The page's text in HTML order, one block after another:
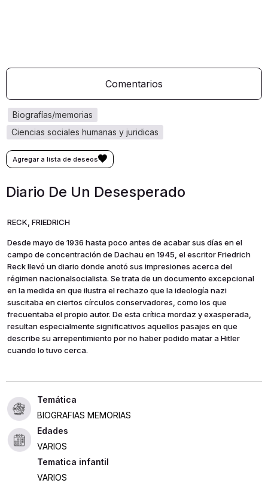
Comentarios
ciencias sociales humanas y juridicas
biografías/memorias
Diario De Un Desesperado
RECK, FRIEDRICH
Desde mayo de 1936 hasta poco antes de acabar sus días en el
campo de concentración de Dachau en 1945, el escritor Friedrich
Reck llevó un diario donde anotó sus impresiones acerca del
régimen nacionalsocialista. Se trata de un documento excepcional
en la medida en que ilustra el rechazo que la ideología nazi
suscitaba en ciertos círculos conservadores, como los que
frecuentaba el propio autor. De esta crítica mordaz y exasperada,
resultan especialmente significativos aquellos pasajes en que
describe su arrepentimiento por no haber podido matar a Hitler
cuando lo tuvo cerca.
BIOGRAFIAS MEMORIAS
Edades
VARIOS
Tematica infantil
VARIOS